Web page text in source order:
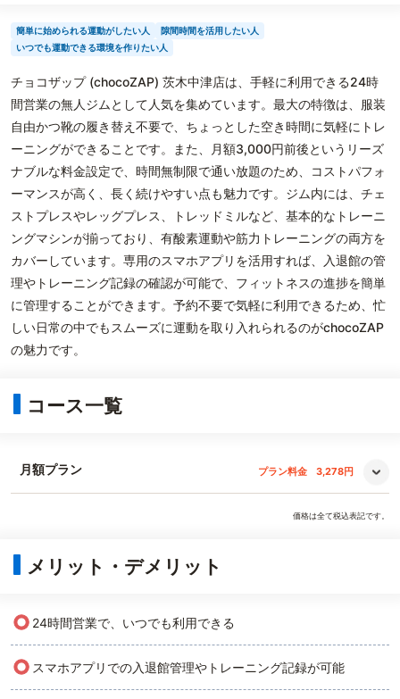
簡単に始められる運動がしたい人
隙間時間を活用したい人
いつでも運動できる環境を作りたい人
チョコザップ (chocoZAP) 茨木中津店は、手軽に利用できる24時
間営業の無人ジムとして人気を集めています。最大の特徴は、服装
自由かつ靴の履き替え不要で、ちょっとした空き時間に気軽にトレ
ーニングができることです。また、月額3,000円前後というリーズ
ナブルな料金設定で、時間無制限で通い放題のため、コストパフォ
ーマンスが高く、長く続けやすい点も魅力です。ジム内には、チェ
ストプレスやレッグプレス、トレッドミルなど、基本的なトレーニ
ングマシンが揃っており、有酸素運動や筋力トレーニングの両方を
カバーしています。専用のスマホアプリを活用すれば、入退館の管
理やトレーニング記録の確認が可能で、フィットネスの進捗を簡単
に管理することができます。予約不要で気軽に利用できるため、忙
しい日常の中でもスムーズに運動を取り入れられるのがchocoZAP
の魅力です。
コース一覧
月額プラン プラン料金 3,278円
価格は全て税込表記です。
メリット・デメリット
○ 24時間営業で、いつでも利用できる
○ スマホアプリでの入退館管理やトレーニング記録が可能